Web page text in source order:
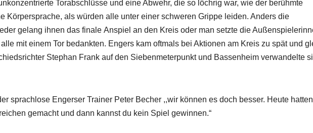
Torabschlüsse und eine Abwehr, die so löchrig war, wie der berühmte
Körpersprache, als würden alle unter einer schweren Grippe leiden. Anders die
gelang ihnen das finale Anspiel an den Kreis oder man setzte die
mit einem Tor bedankten. Engers kam oftmals bei Aktionen am Kreis zu spät und
Stephan Frank auf den Siebenmeterpunkt und Bassenheim verwandelte
sprachlose Engerser Trainer Peter Becher ,,wir können es doch besser. Heute
gemacht und dann kannst du kein Spiel gewinnen.“